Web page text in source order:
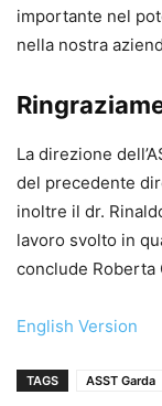
importante nel
nella nostra
La direzione
del precedente
inoltre il dr.
lavoro svolto in
conclude Roberta
English Version
TAGS ASST Garda